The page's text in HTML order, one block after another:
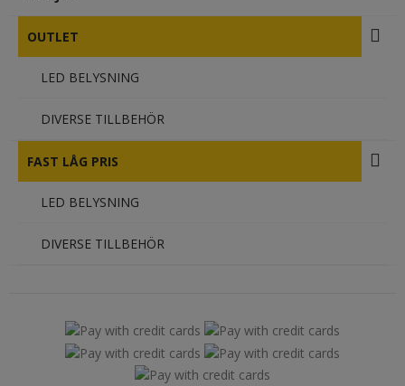
OUTLET
LED BELYSNING
DIVERSE TILLBEHÖR
FAST LÅG PRIS
LED BELYSNING
DIVERSE TILLBEHÖR